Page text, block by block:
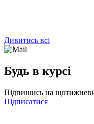
Дивитись всі
Будь в курсі
Підпишись на
Підписатися